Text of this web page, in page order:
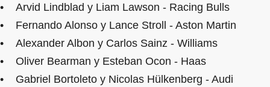
• Arvid Lindblad y Liam Lawson - Racing Bulls
• Fernando Alonso y Lance Stroll - Aston Martin
• Alexander Albon y Carlos Sainz - Williams
• Oliver Bearman y Esteban Ocon - Haas
• Gabriel Bortoleto y Nicolas Hülkenberg - Audi